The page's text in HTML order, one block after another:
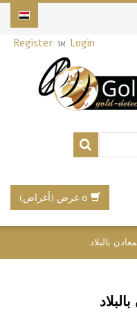
Loginאו Register
0 غرض (أغراض)
بالبلاد